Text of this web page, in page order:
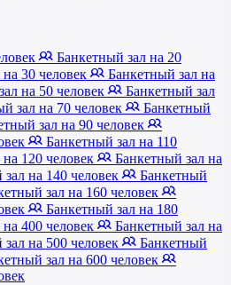
Банкетный зал на 20
30 человек
Банкетный зал на
на 50 человек
Банкетный зал
зал на 70 человек
Банкетный
зал на 90 человек
Банкетный зал на 110
120 человек
Банкетный зал на
на 140 человек
Банкетный
зал на 160 человек
Банкетный зал на 180
400 человек
Банкетный зал на
на 500 человек
Банкетный
зал на 600 человек